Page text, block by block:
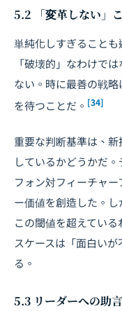
5.2 「変革しない」
単純化しすぎること
「破壊的」なわけで
ない。時に最善の戦
を待つことだ。 [34]
重要な判断基準は、
しているかどうかだ
フォン対フィーチャ
ー価値を創造した。
この閾値を超えてい
スケースは「面白い
る。
5.3 リーダーへの助言